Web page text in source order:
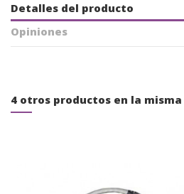
Detalles del producto
Opiniones
4 otros productos en la